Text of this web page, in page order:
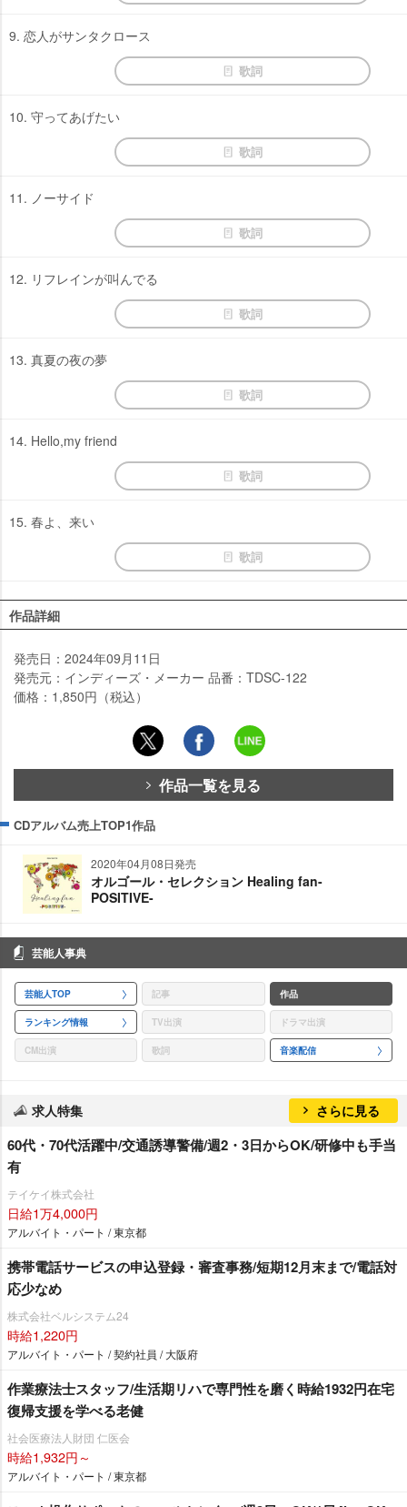
9. 恋人がサンタクロース
歌詞
10. 守ってあげたい
歌詞
11. ノーサイド
歌詞
12. リフレインが叫んでる
歌詞
13. 真夏の夜の夢
歌詞
14. Hello,my friend
歌詞
15. 春よ、来い
歌詞
作品詳細
発売日：2024年09月11日
発売元：インディーズ・メーカー 品番：TDSC-122
価格：1,850円（税込）
作品一覧を見る
CDアルバム売上TOP1作品
2020年04月08日発売
オルゴール・セレクション Healing fan-
POSITIVE-
芸能人事典
芸能人TOP 記事 作品
ランキング情報 TV出演 ドラマ出演
CM出演 歌詞 音楽配信
求人特集 さらに見る
60代・70代活躍中/交通誘導警備/週2・3日からOK/研修中も手当
有
テイケイ株式会社
日給1万4,000円
アルバイト・パート / 東京都
携帯電話サービスの申込登録・審査事務/短期12月末まで/電話対
応少なめ
株式会社ベルシステム24
時給1,220円
アルバイト・パート / 契約社員 / 大阪府
作業療法士スタッフ/生活期リハで専門性を磨く時給1932円在宅
復帰支援を学べる老健
社会医療法人財団 仁医会
時給1,932円～
アルバイト・パート / 東京都